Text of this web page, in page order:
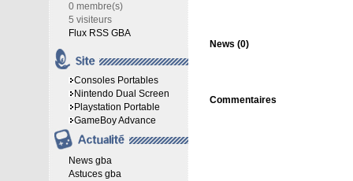
0 membre(s)
5 visiteurs
Flux RSS GBA
Consoles Portables
Nintendo Dual Screen
Playstation Portable
GameBoy Advance
News gba
Astuces gba
News (0)
Commentaires